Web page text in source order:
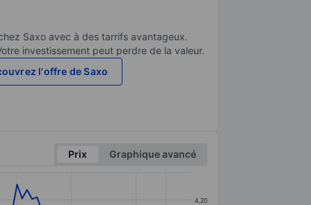
Saxo avec à des tarrifs avantageux.
investissement peut perdre de la valeur.
l'offre de Saxo
Prix
Graphique avancé
4,20